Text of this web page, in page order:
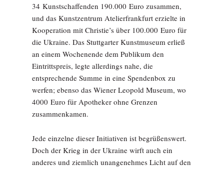
34 Kunstschaffenden 190.000 Euro zusammen,
und das Kunstzentrum Atelierfrankfurt erzielte in
Kooperation mit Christie’s über 100.000 Euro für
die Ukraine. Das Stuttgarter Kunstmuseum erließ
an einem Wochenende dem Publikum den
Eintrittspreis, legte allerdings nahe, die
entsprechende Summe in eine Spendenbox zu
werfen; ebenso das Wiener Leopold Museum, wo
4000 Euro für Apotheker ohne Grenzen
zusammenkamen.
Jede einzelne dieser Initiativen ist begrüßenswert.
Doch der Krieg in der Ukraine wirft auch ein
anderes und ziemlich unangenehmes Licht auf den